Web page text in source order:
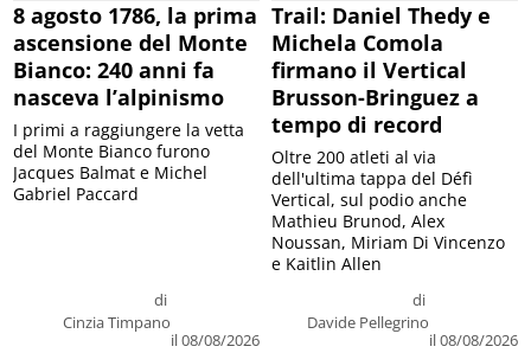
8 agosto 1786, la prima
ascensione del Monte
Bianco: 240 anni fa
nasceva l’alpinismo
di
Cinzia Timpano
il 08/08/2026
I primi a raggiungere la vetta
del Monte Bianco furono
Jacques Balmat e Michel
Gabriel Paccard
Trail: Daniel Thedy e
Michela Comola
firmano il Vertical
Brusson-Bringuez a
tempo di record
di
Davide Pellegrino
il 08/08/2026
Oltre 200 atleti al via
dell'ultima tappa del Défì
Vertical, sul podio anche
Mathieu Brunod, Alex
Noussan, Miriam Di Vincenzo
e Kaitlin Allen